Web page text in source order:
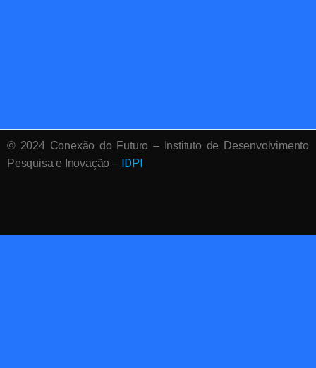
© 2024 Conexão do Futuro – Instituto de Desenvolvimento
Pesquisa e Inovação – IDPI